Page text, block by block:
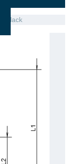
Black